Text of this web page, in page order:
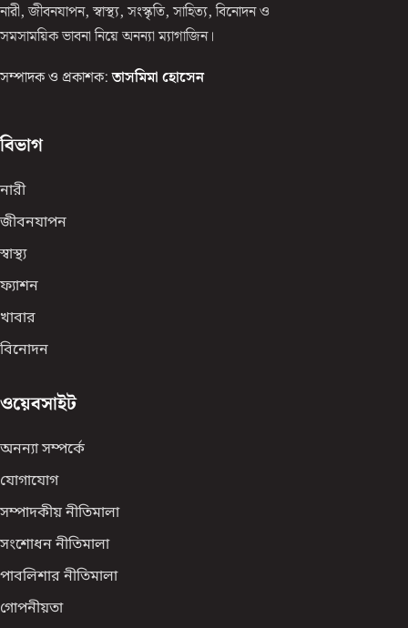
নারী, জীবনযাপন, স্বাস্থ্য, সংস্কৃতি, সাহিত্য, বিনোদন ও
সমসাময়িক ভাবনা নিয়ে অনন্যা ম্যাগাজিন।
সম্পাদক ও প্রকাশক: তাসমিমা হোসেন
বিভাগ
নারী
জীবনযাপন
স্বাস্থ্য
ফ্যাশন
খাবার
বিনোদন
ওয়েবসাইট
অনন্যা সম্পর্কে
যোগাযোগ
সম্পাদকীয় নীতিমালা
সংশোধন নীতিমালা
পাবলিশার নীতিমালা
গোপনীয়তা